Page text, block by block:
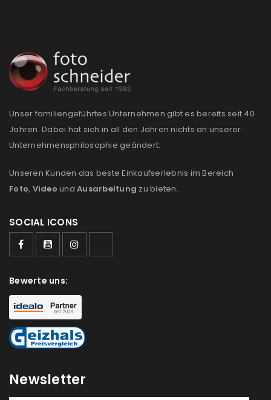
Unser familiengeführtes Unternehmen gibt es bereits seit 40
Jahren. Dabei hat sich in all den Jahren nichts an unserer
Unternehmensphilosophie geändert:
Unseren Kunden das beste Einkaufserlebnis im Bereich
Foto, Video und Ausarbeitung zu bieten.
SOCIAL ICONS
Bewerte uns:
Newsletter